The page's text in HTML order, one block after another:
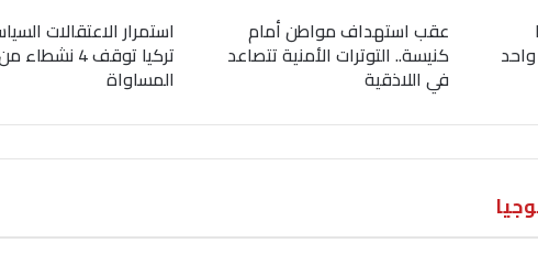
عقب استهداف مواطن أمام
كنيسة.. التوترات الأمنية تتصاعد
في اللاذقية
استمرار الاعتقالات
تركيا توقف 4
المساواة